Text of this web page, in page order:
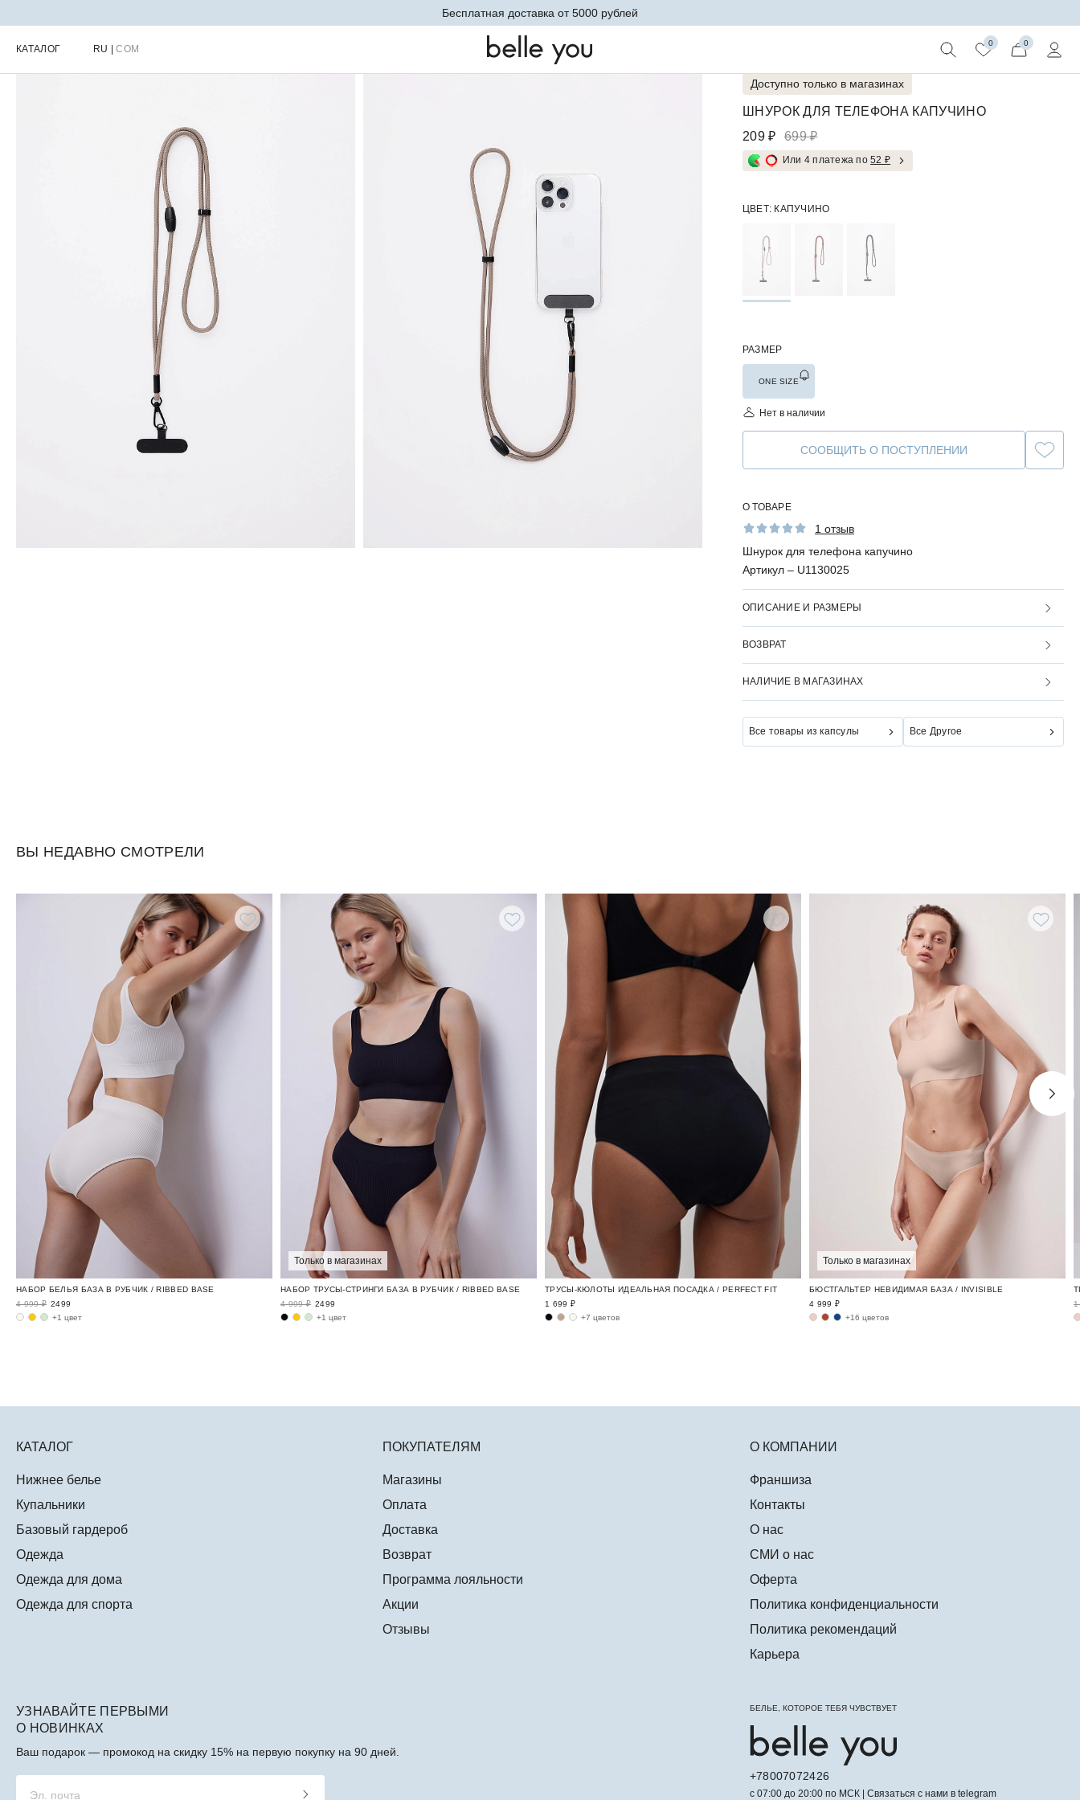
Бесплатная доставка от 5000 рублей
КАТАЛОГ RU |COM
0 0
Шнурок для телефона (капучино)
Доступно только в магазинах
ШНУРОК ДЛЯ ТЕЛЕФОНА КАПУЧИНО
209 ₽
699 ₽
Или 4 платежа по52 ₽
ЦВЕТ: КАПУЧИНО
РАЗМЕР
ONE SIZE
Нет в наличии
СООБЩИТЬ О ПОСТУПЛЕНИИ
О ТОВАРЕ
1 отзыв
Шнурок для телефона капучино
Артикул – U1130025
ОПИСАНИЕ И РАЗМЕРЫ
ВОЗВРАТ
НАЛИЧИЕ В МАГАЗИНАХ
Все товары из капсулы Все Другое
ВЫ НЕДАВНО СМОТРЕЛИ
НАБОР БЕЛЬЯ БАЗА В РУБЧИК / RIBBED BASE
4 999 ₽ 2499
+1 цвет
Только в магазинах
НАБОР ТРУСЫ-СТРИНГИ БАЗА В РУБЧИК / RIBBED BASE
4 999 ₽ 2499
+1 цвет
ТРУСЫ-КЮЛОТЫ ИДЕАЛЬНАЯ ПОСАДКА / PERFECT FIT
1 699 ₽
+7 цветов
Только в магазинах
БЮСТГАЛЬТЕР НЕВИДИМАЯ БАЗА / INVISIBLE
4 999 ₽
+16 цветов
1
КАТАЛОГ
Нижнее белье
Купальники
Базовый гардероб
Одежда
Одежда для дома
Одежда для спорта
ПОКУПАТЕЛЯМ
Магазины
Оплата
Доставка
Возврат
Программа лояльности
Акции
Отзывы
О КОМПАНИИ
Франшиза
Контакты
О нас
СМИ о нас
Оферта
Политика конфиденциальности
Политика рекомендаций
Карьера
УЗНАВАЙТЕ ПЕРВЫМИ
О НОВИНКАХ
Ваш подарок — промокод на скидку 15% на первую покупку на 90 дней.
БЕЛЬЕ, КОТОРОЕ ТЕБЯ ЧУВСТВУЕТ
+78007072426
с 07:00 до 20:00 по МСК | Связаться с нами в telegram